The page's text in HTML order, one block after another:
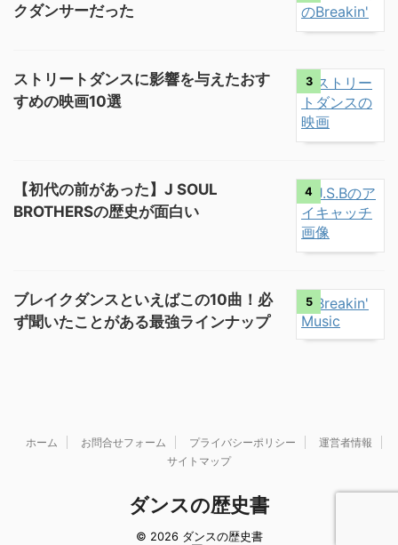
クダンサーだった
3
ストリートダンスに影響を与えたおす
すめの映画10選
4
【初代の前があった】J SOUL
BROTHERSの歴史が面白い
5
ブレイクダンスといえばこの10曲！必
ず聞いたことがある最強ラインナップ
ホーム お問合せフォーム プライバシーポリシー
運営者情報
サイトマップ
ダンスの歴史書
© 2026 ダンスの歴史書